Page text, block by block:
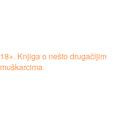
18+. Knjiga o nešto drugačijim
muškarcima